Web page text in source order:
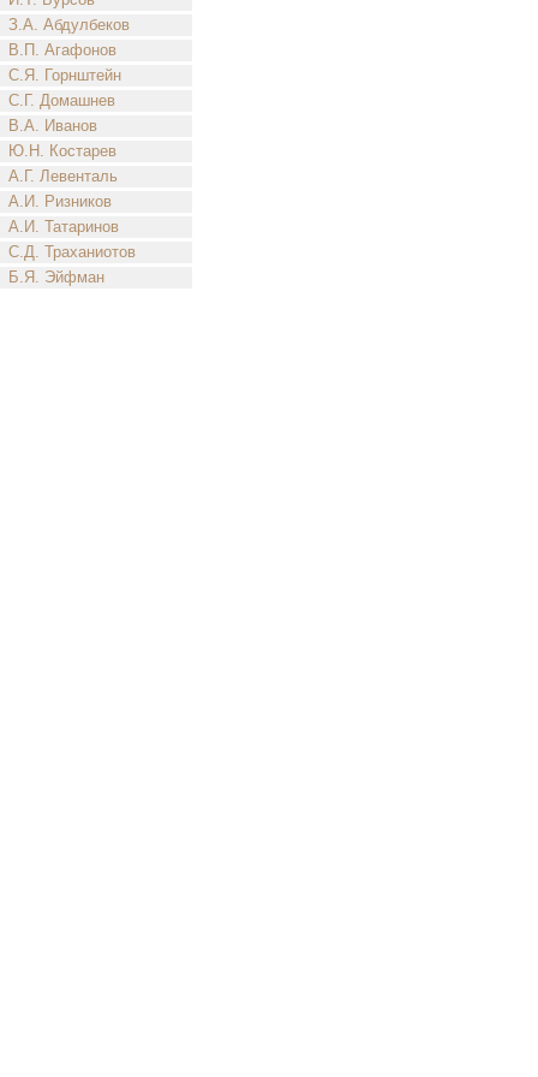
З.А. Абдулбеков
В.П. Агафонов
С.Я. Горнштейн
С.Г. Домашнев
В.А. Иванов
Ю.Н. Костарев
А.Г. Левенталь
А.И. Ризников
А.И. Татаринов
С.Д. Траханиотов
Б.Я. Эйфман